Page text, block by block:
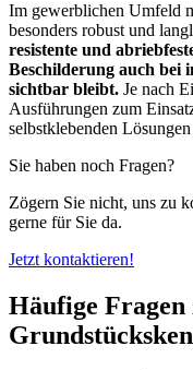
Im gewerblichen Umfeld
besonders robust und
resistente und
Beschilderung auch bei
sichtbar bleibt. Je nach
Ausführungen zum
selbstklebenden
Sie haben noch Fragen?
Zögern Sie nicht, uns zu
gerne für Sie da.
Jetzt kontaktieren!
Häufige